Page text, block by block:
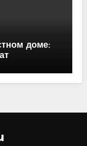
доме: